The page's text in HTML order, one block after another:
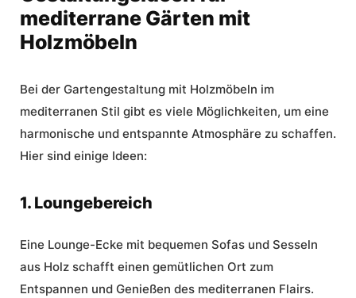
mediterrane Gärten mit
Holzmöbeln
Bei der Gartengestaltung mit Holzmöbeln im
mediterranen Stil gibt es viele Möglichkeiten, um eine
harmonische und entspannte Atmosphäre zu schaffen.
Hier sind einige Ideen:
1. Loungebereich
Eine Lounge-Ecke mit bequemen Sofas und Sesseln
aus Holz schafft einen gemütlichen Ort zum
Entspannen und Genießen des mediterranen Flairs.